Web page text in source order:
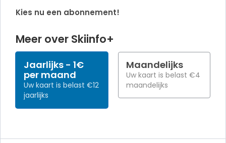
Kies nu een abonnement!
Meer over Skiinfo+
Jaarlijks
1€
per maand
Uw kaart is belast €12
jaarlijks
Maandelijks
Uw kaart is belast €4
maandelijks